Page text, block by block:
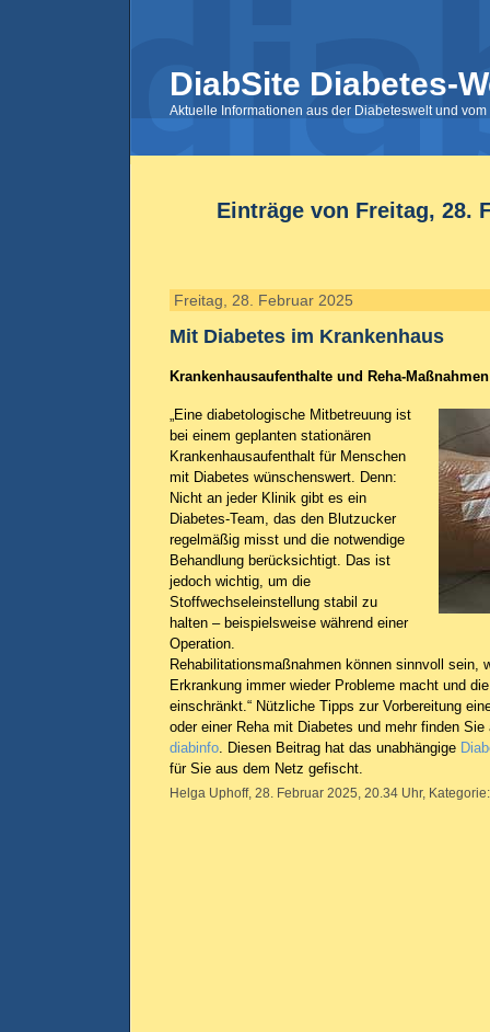
DiabSite Diabetes-
Aktuelle Informationen aus der Diabeteswelt und
Einträge von Freitag, 28.
Freitag, 28. Februar 2025
Mit Diabetes im Krankenhaus
Krankenhausaufenthalte und Reha-
„Eine diabetologische Mitbetreuung ist
bei einem geplanten stationären
Krankenhausaufenthalt für Menschen
mit Diabetes wünschenswert. Denn:
Nicht an jeder Klinik gibt es ein
Diabetes-Team, das den Blutzucker
regelmäßig misst und die notwendige
Behandlung berücksichtigt. Das ist
jedoch wichtig, um die
Stoffwechseleinstellung stabil zu
halten – beispielsweise während einer
Operation.
Rehabilitationsmaßnahmen können sinnvoll sein,
Erkrankung immer wieder Probleme macht und
einschränkt.“ Nützliche Tipps zur Vorbereitung
oder einer Reha mit Diabetes und mehr finden
diabinfo . Diesen Beitrag hat das unabhängige
für Sie aus dem Netz gefischt.
Helga Uphoff, 28. Februar 2025, 20.34 Uhr,